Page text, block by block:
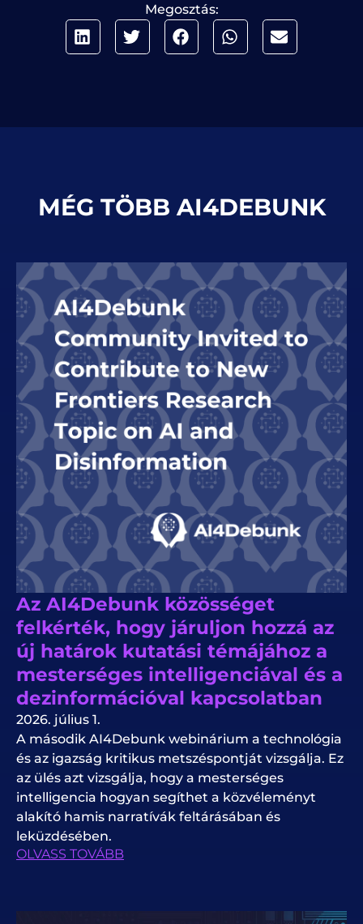
Megosztás:
MÉG TÖBB AI4DEBUNK
Az AI4Debunk közösséget
felkérték, hogy járuljon hozzá az
új határok kutatási témájához a
mesterséges intelligenciával és a
dezinformációval kapcsolatban
2026. július 1.
A második AI4Debunk webinárium a technológia
és az igazság kritikus metszéspontját vizsgálja. Ez
az ülés azt vizsgálja, hogy a mesterséges
intelligencia hogyan segíthet a közvéleményt
alakító hamis narratívák feltárásában és
leküzdésében.
OLVASS TOVÁBB